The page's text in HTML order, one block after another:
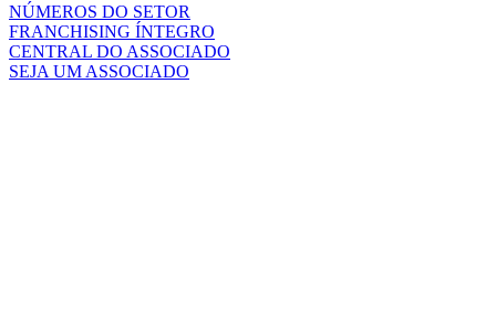
NÚMEROS DO SETOR
FRANCHISING ÍNTEGRO
CENTRAL DO ASSOCIADO
SEJA UM ASSOCIADO